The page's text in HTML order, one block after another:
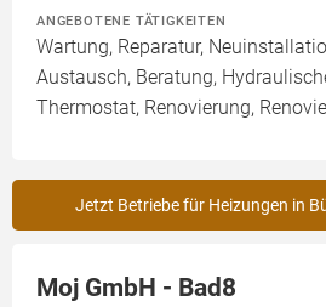
ANGEBOTENE TÄTIGKEITEN
Wartung, Reparatur,
Austausch, Beratung,
Thermostat, Renovierung,
Jetzt Betriebe für Heizungen in
Moj GmbH - Bad8